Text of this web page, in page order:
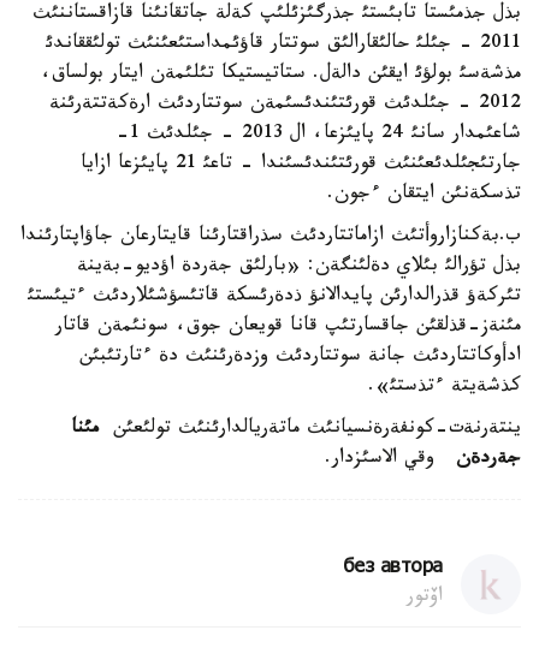
بذل جذمئستا تابئستئ جذرگئزئلئپ كةلة جاتقانئنا قازاقستاننئث
2011 - جئلئ حالئقارالئق سوتتار قاؤئمداستئعئنئث تولئققاندئ
مذشةسئ بولؤئ ايقئن دالةل. ستاتيستيكا تئلئمةن ايتار بولساق،
2012 - جئلدئث قورئتئندئسئمةن سوتتاردئث ارةكةتتةرئنة
شاعئمدار سانئ 24 پايئزعا، ال 2013 - جئلدئث 1-
جارتئجئلدئعئنئث قورئتئندئسئندا - تاعئ 21 پايئزعا ازايا
تذسكةنئن ايتقان ءجون.
ب.بةكنازاروأتئث ازاماتتاردئث سذراقتارئنا قايتارعان جاؤاپتارئندا
بذل تؤرالئ بئلاي دةلئنگةن: «بارلئق جةردة اؤديو-بةينة
تئركةؤ قذرالدارئن پايدالانؤ ذدةرئسكة قاتئسؤشئلاردئث ءتيئستئ
مئنةز-قذلقئن جاقسارتئپ قانا قويعان جوق، سونئمةن قاتار
ادأوكاتتاردئث جانة سوتتاردئث وزدةرئنئث دة ءتارتئبئن
كذشةيتة ءتذستئ».
ينتةرنةت-كونفةرةنسيانئث ماتةريالدارئنئث تولئعئن مئنا
جةردةن
وقي الاسئزدار.
без автора
اۆتور